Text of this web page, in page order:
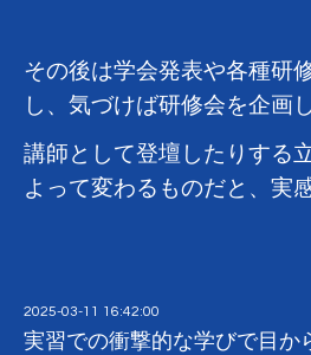
その後は学会発表や各種研
し、気づけば研修会を企画
講師として登壇したりする
よって変わるものだと、実
2025-03-11 16:42:00
実習での衝撃的な学びで目か